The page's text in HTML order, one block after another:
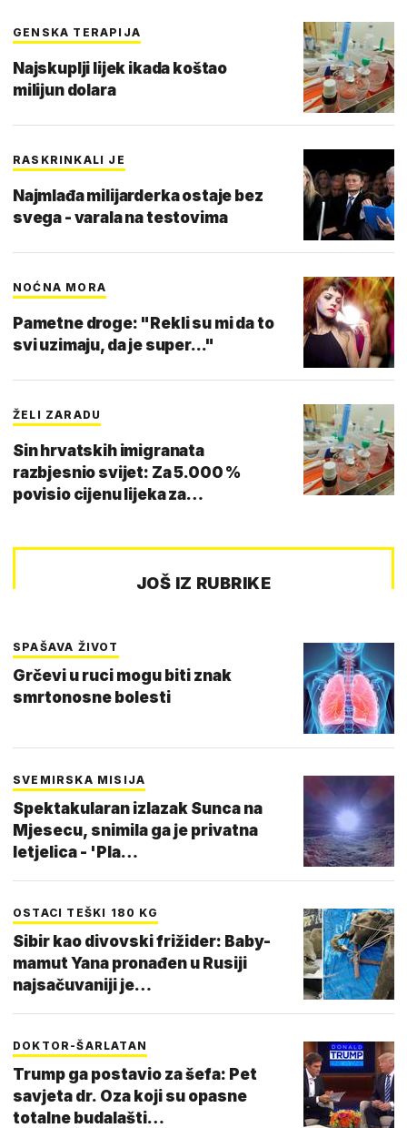
GENSKA TERAPIJA
Najskuplji lijek ikada koštao
milijun dolara
RASKRINKALI JE
Najmlađa milijarderka ostaje bez
svega - varala na testovima
NOĆNA MORA
Pametne droge: "Rekli su mi da to
svi uzimaju, da je super..."
ŽELI ZARADU
Sin hrvatskih imigranata
razbjesnio svijet: Za 5.000 %
povisio cijenu lijeka za…
JOŠ IZ RUBRIKE
SPAŠAVA ŽIVOT
Grčevi u ruci mogu biti znak
smrtonosne bolesti
SVEMIRSKA MISIJA
Spektakularan izlazak Sunca na
Mjesecu, snimila ga je privatna
letjelica - 'Pla…
OSTACI TEŠKI 180 KG
Sibir kao divovski frižider: Baby-
mamut Yana pronađen u Rusiji
najsačuvaniji je…
DOKTOR-ŠARLATAN
Trump ga postavio za šefa: Pet
savjeta dr. Oza koji su opasne
totalne budalašti…